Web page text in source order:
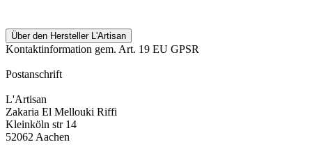
Über den Hersteller L'Artisan
Kontaktinformation gem. Art. 19 EU GPSR
Postanschrift
L'Artisan
Zakaria El Mellouki Riffi
Kleinköln str 14
52062 Aachen